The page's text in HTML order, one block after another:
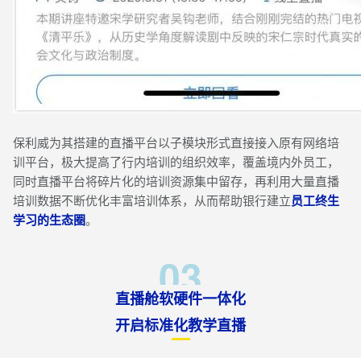
保利威为其搭建的直播平台以子模块形式直接接入原有网络培
训平台，极大提高了行内培训的组织效率，覆盖境内外员工，
同时直播平台将碎片化的培训资源集中留存，再利用大量直播
培训数据不断优化丰富培训体系，从而帮助银行建立员工终生
学习的生态圈。
03
直播舱软硬件一体化
开启标准化教学直播